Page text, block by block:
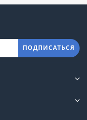
ПОДПИСАТЬСЯ